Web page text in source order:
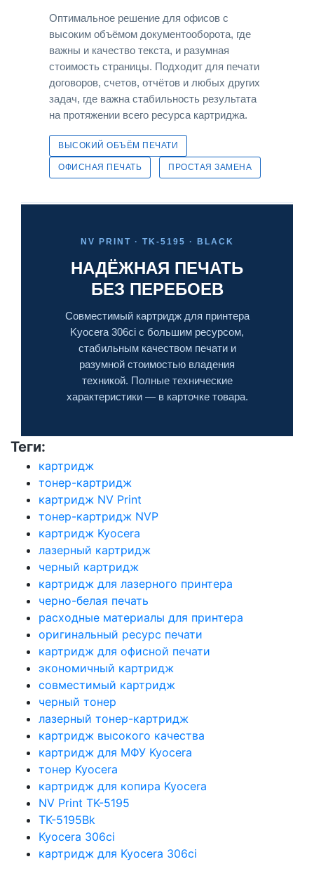
Оптимальное решение для офисов с
высоким объёмом документооборота, где
важны и качество текста, и разумная
стоимость страницы. Подходит для печати
договоров, счетов, отчётов и любых других
задач, где важна стабильность результата
на протяжении всего ресурса картриджа.
ВЫСОКИЙ ОБЪЁМ ПЕЧАТИ
ОФИСНАЯ ПЕЧАТЬ ПРОСТАЯ ЗАМЕНА
NV PRINT · TK-5195 · BLACK
НАДЁЖНАЯ ПЕЧАТЬ
БЕЗ ПЕРЕБОЕВ
Совместимый картридж для принтера
Kyocera 306ci с большим ресурсом,
стабильным качеством печати и
разумной стоимостью владения
техникой. Полные технические
характеристики — в карточке товара.
Теги:
картридж
тонер-картридж
картридж NV Print
тонер-картридж NVP
картридж Kyocera
лазерный картридж
черный картридж
картридж для лазерного принтера
черно-белая печать
расходные материалы для принтера
оригинальный ресурс печати
картридж для офисной печати
экономичный картридж
совместимый картридж
черный тонер
лазерный тонер-картридж
картридж высокого качества
картридж для МФУ Kyocera
тонер Kyocera
картридж для копира Kyocera
NV Print TK-5195
TK-5195Bk
Kyocera 306ci
картридж для Kyocera 306ci